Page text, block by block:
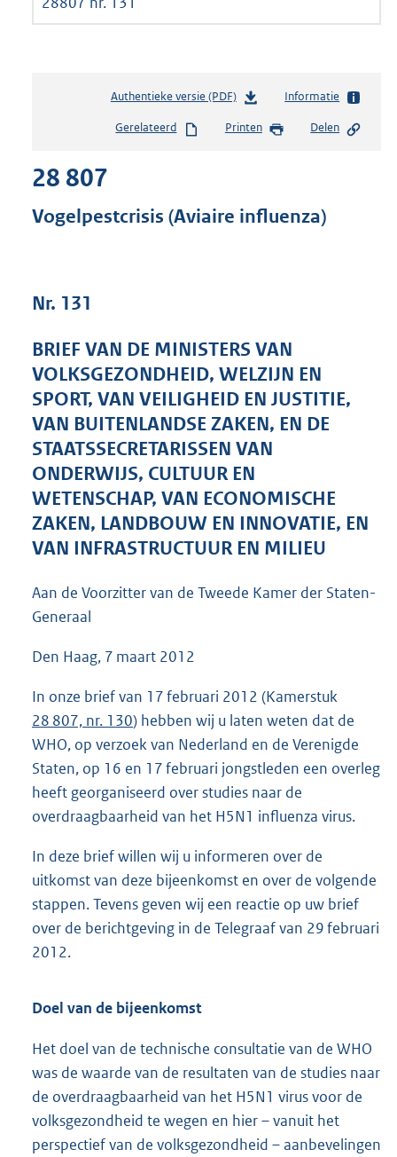
Authentieke versie (PDF)b
s
d
s
e
:
5
K
b
Informatie
Gerelateerd Printen Delen
28 807
Vogelpestcrisis (Aviaire influenza)
Nr. 131
BRIEF VAN DE MINISTERS VAN
VOLKSGEZONDHEID, WELZIJN EN
SPORT, VAN VEILIGHEID EN JUSTITIE,
VAN BUITENLANDSE ZAKEN, EN DE
STAATSSECRETARISSEN VAN
ONDERWIJS, CULTUUR EN
WETENSCHAP, VAN ECONOMISCHE
ZAKEN, LANDBOUW EN INNOVATIE, EN
VAN INFRASTRUCTUUR EN MILIEU
Aan de Voorzitter van de Tweede Kamer der Staten-
Generaal
Den Haag, 7 maart 2012
In onze brief van 17 februari 2012 (Kamerstuk
28 807, nr. 130) hebben wij u laten weten dat de
WHO, op verzoek van Nederland en de Verenigde
Staten, op 16 en 17 februari jongstleden een overleg
heeft georganiseerd over studies naar de
overdraagbaarheid van het H5N1 influenza virus.
In deze brief willen wij u informeren over de
uitkomst van deze bijeenkomst en over de volgende
stappen. Tevens geven wij een reactie op uw brief
over de berichtgeving in de Telegraaf van 29 februari
2012.
Doel van de bijeenkomst
Het doel van de technische consultatie van de WHO
was de waarde van de resultaten van de studies naar
de overdraagbaarheid van het H5N1 virus voor de
volksgezondheid te wegen en hier – vanuit het
perspectief van de volksgezondheid – aanbevelingen